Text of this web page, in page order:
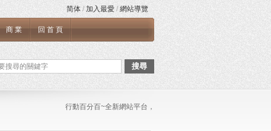
简体 / 加入最愛 /網站導覽
商業 回首頁
搜尋
行動百分百~全新網站平台，如果您需要張貼任何文章與連結，或